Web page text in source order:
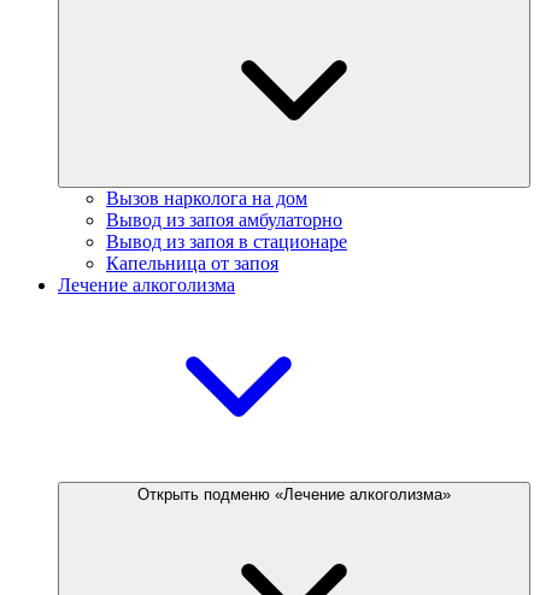
Вызов нарколога на дом
Вывод из запоя амбулаторно
Вывод из запоя в стационаре
Капельница от запоя
Лечение алкоголизма
Открыть подменю «Лечение алкоголизма»